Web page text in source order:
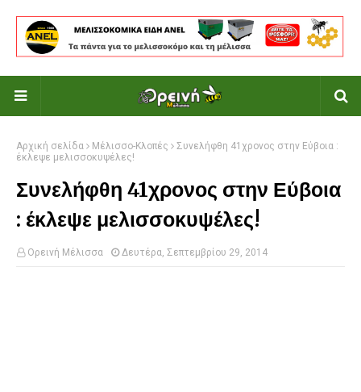
Αρχική σελίδα Μέλισσο-Κλοπές
Συνελήφθη 41χρονος στην Εύβοια :
έκλεψε μελισσοκυψέλες!
Συνελήφθη 41χρονος στην Εύβοια
: έκλεψε μελισσοκυψέλες!
Ορεινή Μέλισσα Δευτέρα, Σεπτεμβρίου 29, 2014